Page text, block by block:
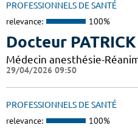
PROFESSIONNELS DE SANTÉ
relevance: 100%
Docteur
Médecin anesthésie-
29/04/2026 09:50
PROFESSIONNELS DE SANTÉ
relevance: 100%